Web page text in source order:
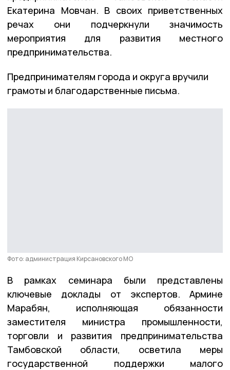
Екатерина Мовчан. В своих приветственных
речах они подчеркнули значимость
мероприятия для развития местного
предпринимательства.
Предпринимателям города и округа вручили
грамоты и благодарственные письма.
Фото: администрация Кирсановского МО
В рамках семинара были представлены
ключевые доклады от экспертов. Армине
Марабян, исполняющая обязанности
заместителя министра промышленности,
торговли и развития предпринимательства
Тамбовской области, осветила меры
государственной поддержки малого